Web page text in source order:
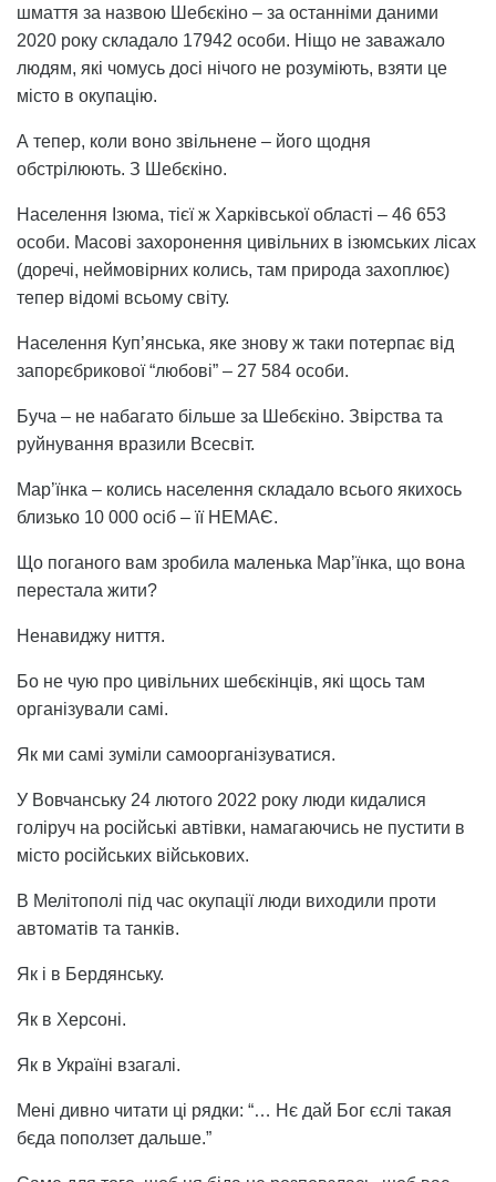
шмаття за назвою Шебєкіно – за останніми даними
2020 року складало 17942 особи. Ніщо не заважало
людям, які чомусь досі нічого не розуміють, взяти це
місто в окупацію.
А тепер, коли воно звільнене – його щодня
обстрілюють. З Шебєкіно.
Населення Ізюма, тієї ж Харківської області – 46 653
особи. Масові захоронення цивільних в ізюмських лісах
(доречі, неймовірних колись, там природа захоплює)
тепер відомі всьому світу.
Населення Куп’янська, яке знову ж таки потерпає від
запорєбрикової “любові” – 27 584 особи.
Буча – не набагато більше за Шебєкіно. Звірства та
руйнування вразили Всесвіт.
Мар’їнка – колись населення складало всього якихось
близько 10 000 осіб – її НЕМАЄ.
Що поганого вам зробила маленька Мар’їнка, що вона
перестала жити?
Ненавиджу ниття.
Бо не чую про цивільних шебєкінців, які щось там
організували самі.
Як ми самі зуміли самоорганізуватися.
У Вовчанську 24 лютого 2022 року люди кидалися
голіруч на російські автівки, намагаючись не пустити в
місто російських військових.
В Мелітополі під час окупації люди виходили проти
автоматів та танків.
Як і в Бердянську.
Як в Херсоні.
Як в Україні взагалі.
Мені дивно читати ці рядки: “… Нє дай Бог єслі такая
бєда поползет дальше.”